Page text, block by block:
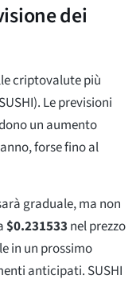
dei
criptovalute più
Le previsioni
un aumento
forse fino al
graduale, ma non
$0.231533 nel prezzo
in un prossimo
anticipati. SUSHI